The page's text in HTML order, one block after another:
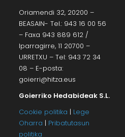
Oriamendi 32, 20200 –
BEASAIN- Tel.: 943 16 00 56
– Faxa 943 889 612 /
Iparragirre, 11 20700 –
URRETXU – Tel: 943 72 34
08 – E-posta:
goierri@hitza.eus
Goierriko Hedabideak S.L.
Cookie politika | Lege
Oharra | Pribatutasun
politika